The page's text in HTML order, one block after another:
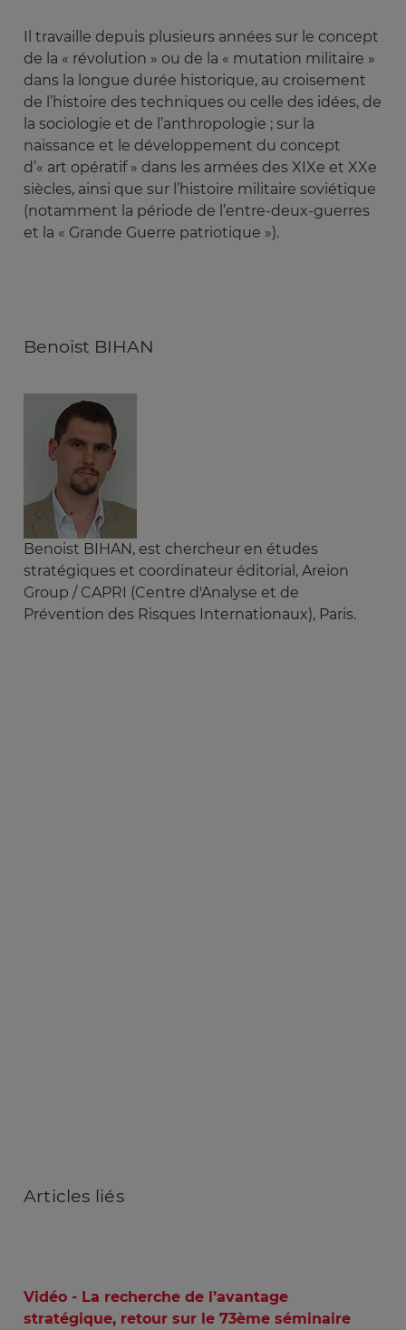
Il travaille depuis plusieurs années sur le concept
de la « révolution » ou de la « mutation militaire »
dans la longue durée historique, au croisement
de l’histoire des techniques ou celle des idées, de
la sociologie et de l’anthropologie ; sur la
naissance et le développement du concept
d’« art opératif » dans les armées des XIXe et XXe
siècles, ainsi que sur l’histoire militaire soviétique
(notamment la période de l’entre-deux-guerres
et la « Grande Guerre patriotique »).
Benoist BIHAN
Benoist BIHAN, est chercheur en études
stratégiques et coordinateur éditorial, Areion
Group / CAPRI (Centre d'Analyse et de
Prévention des Risques Internationaux), Paris.
Articles liés
Vidéo - La recherche de l’avantage
stratégique, retour sur le 73ème séminaire